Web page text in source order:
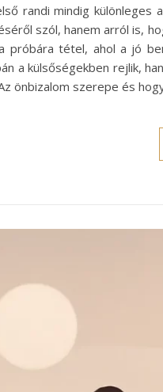
randi mindig
szól, hanem arról is,
próbára tétel, ahol a jó
a külsőségekben rejlik,
önbizalom szerepe és